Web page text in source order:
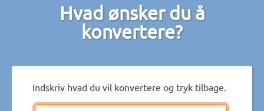
Hvad ønsker du å
konvertere?
Indskriv hvad du vil konvertere og tryk tilbage.